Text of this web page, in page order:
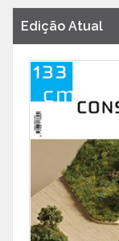
Edição Atual